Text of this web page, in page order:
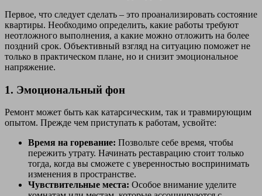
Первое, что следует сделать – это проанализировать состояние
квартиры. Необходимо определить, какие работы требуют
неотложного выполнения, а какие можно отложить на более
поздний срок. Объективный взгляд на ситуацию поможет не
только в практическом плане, но и снизит эмоциональное
напряжение.
1. Эмоциональный фон
Ремонт может быть как катарсическим, так и травмирующим
опытом. Прежде чем приступать к работам, усвойте:
Время на горевание: Позвольте себе время, чтобы
пережить утрату. Начинать реставрацию стоит только
тогда, когда вы сможете с уверенностью воспринимать
изменения в пространстве.
Чувствительные места: Особое внимание уделите